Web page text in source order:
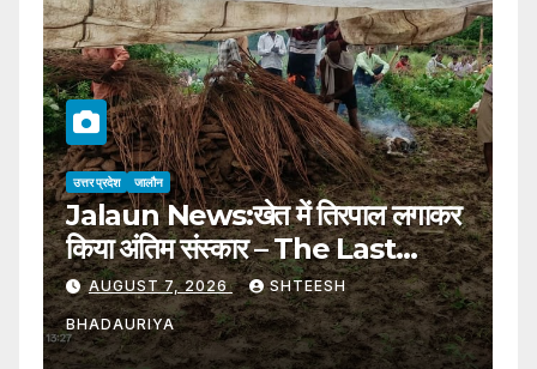
उत्तर प्रदेश जालौन
Jalaun News:खेत में तिरपाल लगाकर
किया अंतिम संस्कार – The Last
Rites Were Performed By
Putting A Tarpaulin In The
Field
AUGUST 7, 2026 SHTEESH
BHADAURIYA